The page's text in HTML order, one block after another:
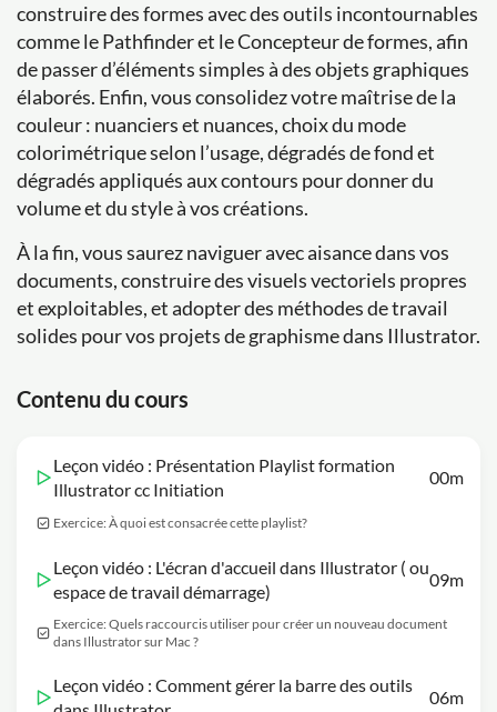
construire des formes avec des outils incontournables
comme le Pathfinder et le Concepteur de formes, afin
de passer d’éléments simples à des objets graphiques
élaborés. Enfin, vous consolidez votre maîtrise de la
couleur : nuanciers et nuances, choix du mode
colorimétrique selon l’usage, dégradés de fond et
dégradés appliqués aux contours pour donner du
volume et du style à vos créations.
À la fin, vous saurez naviguer avec aisance dans vos
documents, construire des visuels vectoriels propres
et exploitables, et adopter des méthodes de travail
solides pour vos projets de graphisme dans Illustrator.
Contenu du cours
Leçon vidéo : Présentation Playlist formation
Illustrator cc Initiation
00m
Exercice: À quoi est consacrée cette playlist?
Leçon vidéo : L'écran d'accueil dans Illustrator ( ou
espace de travail démarrage)
09m
Exercice: Quels raccourcis utiliser pour créer un nouveau document
dans Illustrator sur Mac ?
Leçon vidéo : Comment gérer la barre des outils
06m